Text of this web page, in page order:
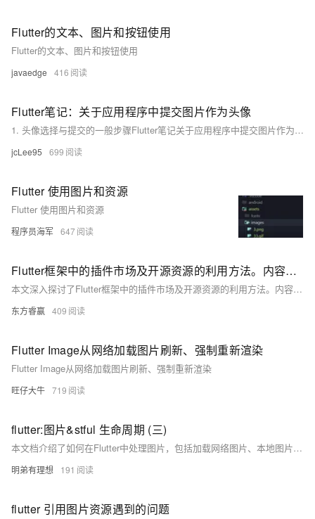
Flutter的文本、图片和按钮使用
Flutter的文本、图片和按钮使用
javaedge 416
Flutter笔记：关于应用程序中提交图片作为头像
1. 头像选择与提交的一般步骤Flutter笔记关于应用程序中提交图片作为头像作者目 录1. 头像选择与提交的一般步骤2. 选择本地文件到头像的示例代码3. 将图像提交到后端1. 头像选择与提交的一般步骤image将处理后的图像作为用户的头像显示在应用程序中。您可以使用Image或小部件来加载和显示图像。这些步骤涵盖了从选择图像到上传、处理和显示图像的基本流程。请根据您的具体需求和后端实现来自定义这些步骤。此外，确保您的应用程序有适当的权限以访问设备上的相册或相机，这通常需要在和。
jcLee95 699
Flutter 使用图片和资源
Flutter 使用图片和资源
程序员海军 647
Flutter框架中的插件市场及开源资源的利用方法。内容涵盖插件市场的扩展功能、时间节省与质量保证
本文深入探讨了Flutter框架中的插件市场及开源资源的利用方法。内容涵盖插件市场的扩展功能、时间节省与质量保证，常见插件市场的介绍，选择合适插件的策略，以及开源资源的利用价值与注意事项。通过案例分析和对社区影响的讨论，展示了这些资源如何促进开发效率和技术进步，并展望了未来的发展趋势。
东方睿赢 409
Flutter Image从网络加载图片刷新、强制重新渲染
Flutter Image从网络加载图片刷新、强制重新渲染
旺仔大牛 719
flutter:图片&stful 生命周期 (三)
本文档介绍了如何在Flutter中处理图片，包括加载网络图片、本地图片、创建圆形图片和带有圆角的图片，以及如何配置`pubspec.yaml`文件来添加资源文件。还展示了如何使用`AssetImage`对象来显示本地资源图片，并通过代码示例详细说明了这些操作的实现方法。最后，简要介绍了StatefulWidget的生命周期。
明弟有理想 191
flutter 引用图片资源遇到的问题